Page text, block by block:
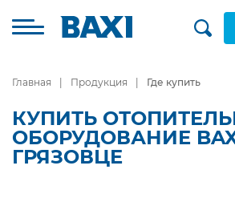
Главная Продукция Где купить
КУПИТЬ
ОБОРУДОВАНИЕ
ГРЯЗОВЦЕ